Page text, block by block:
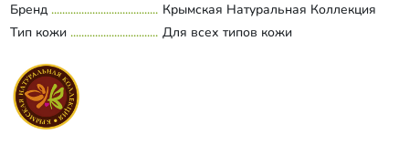
Бренд
Крымская Натуральная Коллекция
Тип кожи
Для всех типов кожи